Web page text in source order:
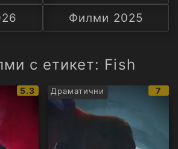
А
Филми 2025
с етикет: Fish
IMDb
рейтинг:
5.3 Драматични 7